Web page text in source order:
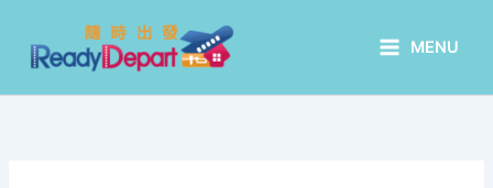
content
MENU